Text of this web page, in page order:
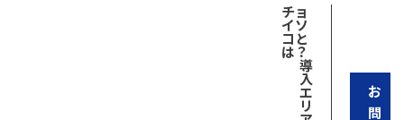
チョ
イソ
コと
は？
導
入
エ
リ
お
問